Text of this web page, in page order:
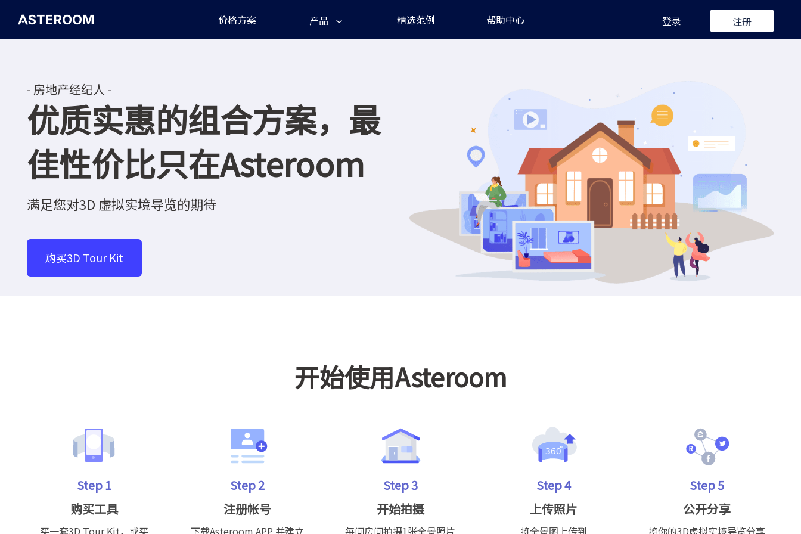
价格方案
产品 精选范例 帮助中心 登录 注册
- 房地产经纪人 -
优质实惠的组合方案，最
佳性价比只在Asteroom
满足您对3D 虚拟实境导览的期待
购买3D Tour Kit
开始使用Asteroom
Step 1
购买工具
Step 2
注册帐号
Step 3
开始拍摄
Step 4
上传照片
Step 5
公开分享